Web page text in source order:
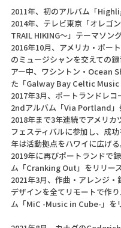
2011年、初のアルバム「
2014年、テレビ東京「オレゴ
TRAIL HIKING～」テーマソング
2016年10月、アメリカ・ポー
のミュージシャンを交えての
アー中、ワシントン・Ocean
た「Galway Bay Celtic Music
2017年3月、ポートランドレコ
2ndアルバム「Via Portland」
2018年まで3年連続でアメリカ
フェスティバルに参加し、成
年は活動拠点をハワイに広げる
2019年に再びポートランドで
ム「Cranking Out」をリリース
2021年3月、作曲・アレンジ・
デザインを全てリモートで作
ム「MiC -Music in Cube-」を